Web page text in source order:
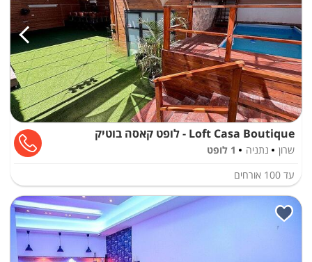
Loft Casa Boutique - לופט קאסה בוטיק
שרון נתניה
1 לופט
עד 100 אורחים